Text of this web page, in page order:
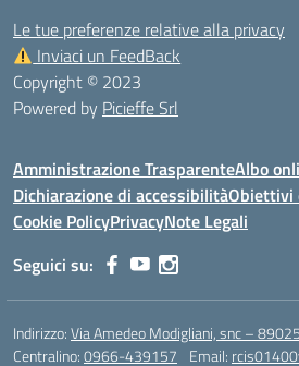
Le tue preferenze relative alla privacy
Inviaci un FeedBack
Copyright © 2023
Powered by Picieffe Srl
Amministrazione TrasparenteAlbo
Dichiarazione di accessibilitàObiettivi
Cookie PolicyPrivacyNote Legali
Seguici su:
Indirizzo:Via Amedeo Modigliani, snc –
Centralino:0966-439157 Email: